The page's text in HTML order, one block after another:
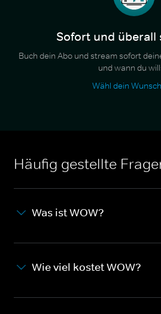
Sofort und überall
Buch dein Abo und stream sofort
und wann du
Wähl dein
Häufig gestellte
Was ist WOW?
Wie viel kostet WOW?